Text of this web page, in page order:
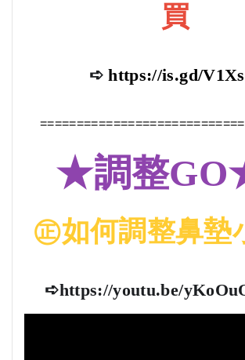
買
➪ https://is.gd/
★調整GO
㊣如何調整鼻墊
➪https://youtu.be/